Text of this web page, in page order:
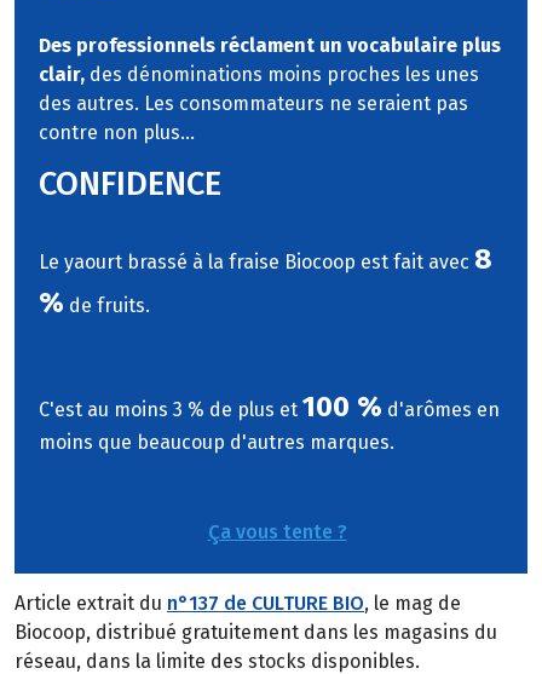
Des professionnels réclament un vocabulaire plus
clair, des dénominations moins proches les unes
des autres. Les consommateurs ne seraient pas
contre non plus...
CONFIDENCE
Le yaourt brassé à la fraise Biocoop est fait avec 8
% de fruits.
C'est au moins 3 % de plus et 100 % d'arômes en
moins que beaucoup d'autres marques.
Ça vous tente ?
Article extrait du n°137 de CULTURE BIO, le mag de
Biocoop, distribué gratuitement dans les magasins du
réseau, dans la limite des stocks disponibles.